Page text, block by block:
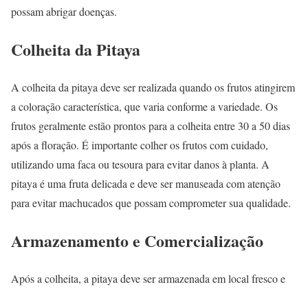
possam abrigar doenças.
Colheita da Pitaya
A colheita da pitaya deve ser realizada quando os frutos atingirem
a coloração característica, que varia conforme a variedade. Os
frutos geralmente estão prontos para a colheita entre 30 a 50 dias
após a floração. É importante colher os frutos com cuidado,
utilizando uma faca ou tesoura para evitar danos à planta. A
pitaya é uma fruta delicada e deve ser manuseada com atenção
para evitar machucados que possam comprometer sua qualidade.
Armazenamento e Comercialização
Após a colheita, a pitaya deve ser armazenada em local fresco e